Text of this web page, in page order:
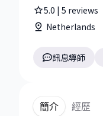
5.0 | 5 reviews
Netherlands
訊息導師
簡介 經歷